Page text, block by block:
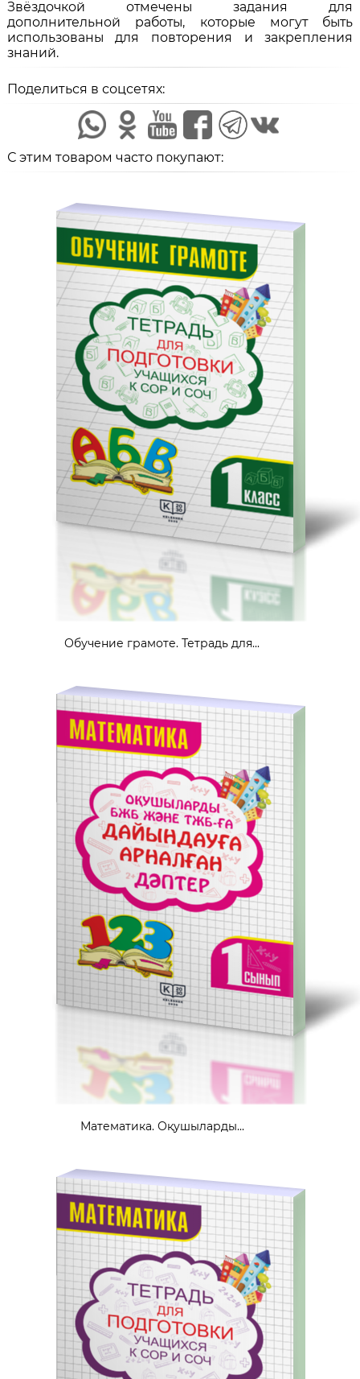
Звёздочкой отмечены задания для
дополнительной работы, которые могут быть
использованы для повторения и закрепления
знаний.
Поделиться в соцсетях:
С этим товаром часто покупают:
Обучение грамоте. Тетрадь для...
Математика. Оқушыларды...